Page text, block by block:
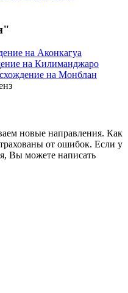
на Аконкагуа
на Килиманджаро
на Монблан
новые направления. Как
от ошибок. Если у
Вы можете написать